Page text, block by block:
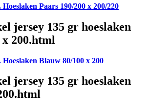
Paars 190/200 x 200/220
jersey 135 gr hoeslaken
200.html
Blauw 80/100 x 200
jersey 135 gr hoeslaken